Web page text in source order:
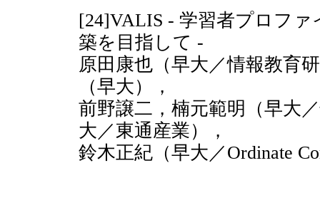
[24]VALIS - 学習者プロフ
築を目指して -
原田康也（早大／情報教育
（早大），
前野譲二，楠元範明（早大
大／東通産業），
鈴木正紀（早大／Ordinate